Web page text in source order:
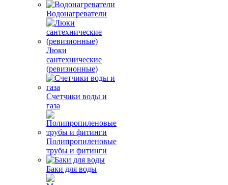
Водонагреватели
Люки
сантехнические
(ревизионные)
Счетчики воды и
газа
Полипропиленовые
трубы и фитинги
Баки для воды